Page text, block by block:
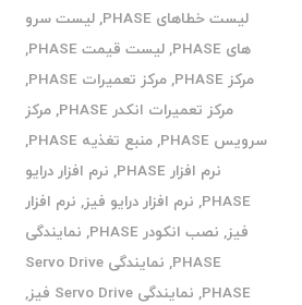
لیست خطاهای PHASE
,لیست سرو
های PHASE
,لیست قیمت PHASE
,
مرکز PHASE
,مرکز تعمیرات PHASE
,
مرکز تعمیرات انکدر PHASE
,مرکز
سرویس PHASE
,منبع تغذیه PHASE
,
نرم افزار PHASE
, نرم افزار درایو
PHASE
, نرم افزار درایو فیز, نرم افزار
فیز, نصب انکودر PHASE , نمایندگی
PHASE
,
نمایندگی Servo Drive
PHASE
, نمایندگی Servo Drive فیز
,